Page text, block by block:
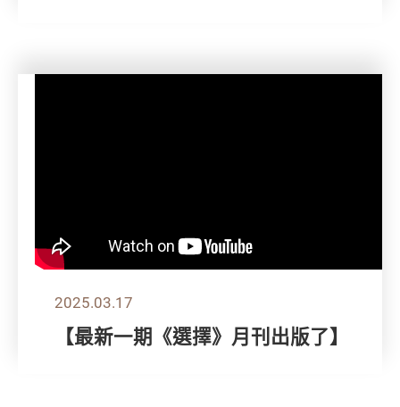
2025.03.17
【最新一期《選擇》月刊出版了】